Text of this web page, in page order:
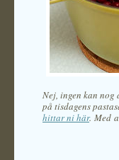
Nej, ingen kan
på tisdagens
hittar ni här. Med